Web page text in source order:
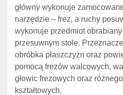
główny wykonuje
narzędzie – frez, a ruchy
wykonuje przedmiot
przesuwnym stole.
obróbka płaszczyzn oraz
pomocą frezów walcowych,
głowic frezowych oraz
kształtowych.